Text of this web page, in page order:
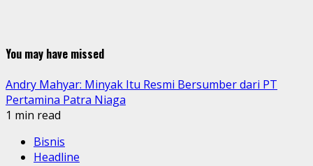
You may have missed
Andry Mahyar: Minyak Itu Resmi Bersumber dari PT
Pertamina Patra Niaga
1 min read
Bisnis
Headline